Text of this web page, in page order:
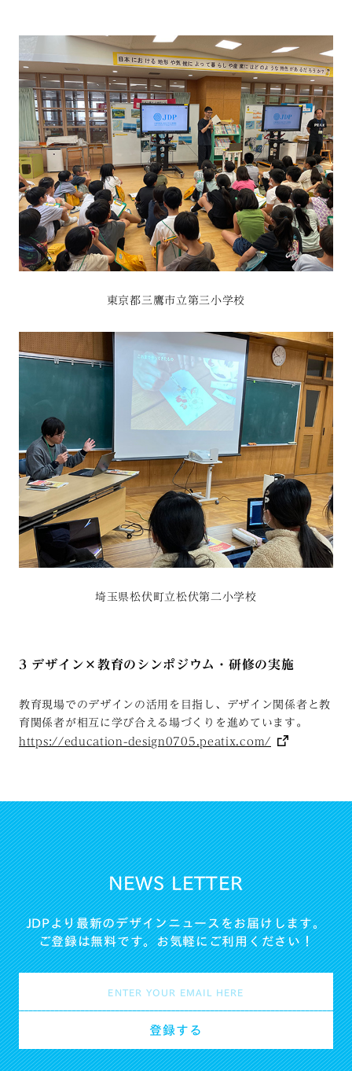
東京都三鷹市立第三小学校
埼玉県松伏町立松伏第二小学校
3 デザイン×教育のシンポジウム・研修の実施
教育現場でのデザインの活用を目指し、デザイン関係者と教
育関係者が相互に学び合える場づくりを進めています。
https://education-design0705.peatix.com/
NEWS LETTER
JDPより最新のデザインニュースをお届けします。
ご登録は無料です。お気軽にご利用ください！